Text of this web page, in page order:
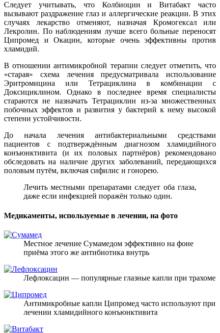
Следует учитывать, что Колбиоцин и Витабакт часто
вызывают раздражение глаз и аллергические реакции. В этих
случаях лекарство отменяют, назначая Кромогексал или
Лекролин. По наблюдениям лучше всего больные переносят
Ципромед и Окацин, которые очень эффективны против
хламидий.
В отношении антимикробной терапии следует отметить, что
«старая» схема лечения предусматривала использование
Эритромицина или Тетрациклина в комбинации с
Доксициклином. Однако в последнее время специалисты
стараются не назначать Тетрациклин из-за множественных
побочных эффектов и развития у бактерий к нему высокой
степени устойчивости.
До начала лечения антибактериальными средствами
пациентов с подтверждённым диагнозом хламидийного
конъюнктивита (и их половых партнёров) рекомендовано
обследовать на наличие других заболеваний, передающихся
половым путём, включая сифилис и гонорею.
Лечить местными препаратами следует оба глаза,
даже если инфекцией поражён только один.
Медикаменты, используемые в лечении, на фото
Местное лечение Сумамедом эффективно на фоне
приёма этого же антибиотика внутрь
Лефлоксацин — популярные глазные капли при трахоме
Антимикробные капли Ципромед часто используют при
лечении хламидийного конъюнктивита